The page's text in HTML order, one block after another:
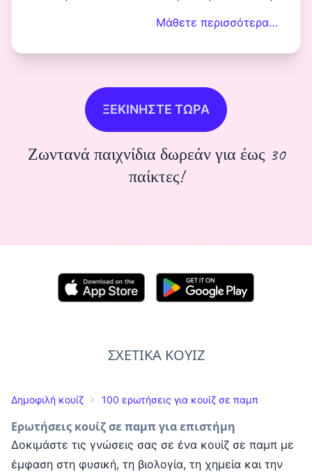
Μάθετε περισσότερα…
ΞΕΚΙΝΗΣΤΕ ΤΩΡΑ
Ζωντανά παιχνίδια δωρεάν για έως 30
παίκτες!
ΣΧΕΤΙΚΑ ΚΟΥΙΖ
Δημοφιλή κουίζ 100 ερωτήσεις για κουίζ σε παμπ
Ερωτήσεις κουίζ σε παμπ για επιστήμη
Δοκιμάστε τις γνώσεις σας σε ένα κουίζ σε παμπ με
έμφαση στη φυσική, τη βιολογία, τη χημεία και την